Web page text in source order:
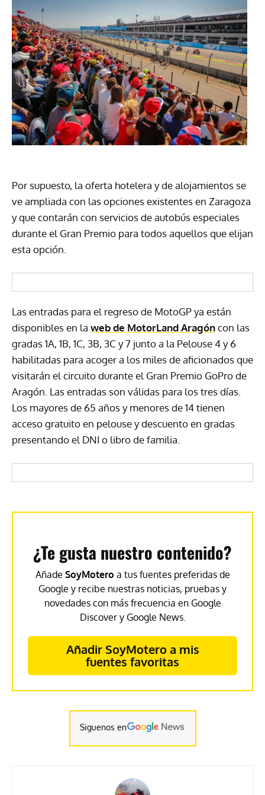
Por supuesto, la oferta hotelera y de alojamientos se
ve ampliada con las opciones existentes en Zaragoza
y que contarán con servicios de autobús especiales
durante el Gran Premio para todos aquellos que elijan
esta opción.
Las entradas para el regreso de MotoGP ya están
disponibles en la web de MotorLand Aragóncon las
gradas 1A, 1B, 1C, 3B, 3C y 7 junto a la Pelouse 4 y 6
habilitadas para acoger a los miles de aficionados que
visitarán el circuito durante el Gran Premio GoPro de
Aragón. Las entradas son válidas para los tres días.
Los mayores de 65 años y menores de 14 tienen
acceso gratuito en pelouse y descuento en gradas
presentando el DNI o libro de familia.
¿Te gusta nuestro contenido?
Añade SoyMotero a tus fuentes preferidas de
Google y recibe nuestras noticias, pruebas y
novedades con más frecuencia en Google
Discover y Google News.
Añadir SoyMotero a mis
fuentes favoritas
Siguenos en